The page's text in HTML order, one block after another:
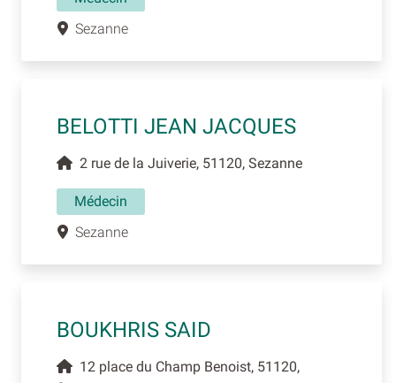
Sezanne
BELOTTI JEAN JACQUES
2 rue de la Juiverie, 51120, Sezanne
Médecin
Sezanne
BOUKHRIS SAID
12 place du Champ Benoist, 51120,